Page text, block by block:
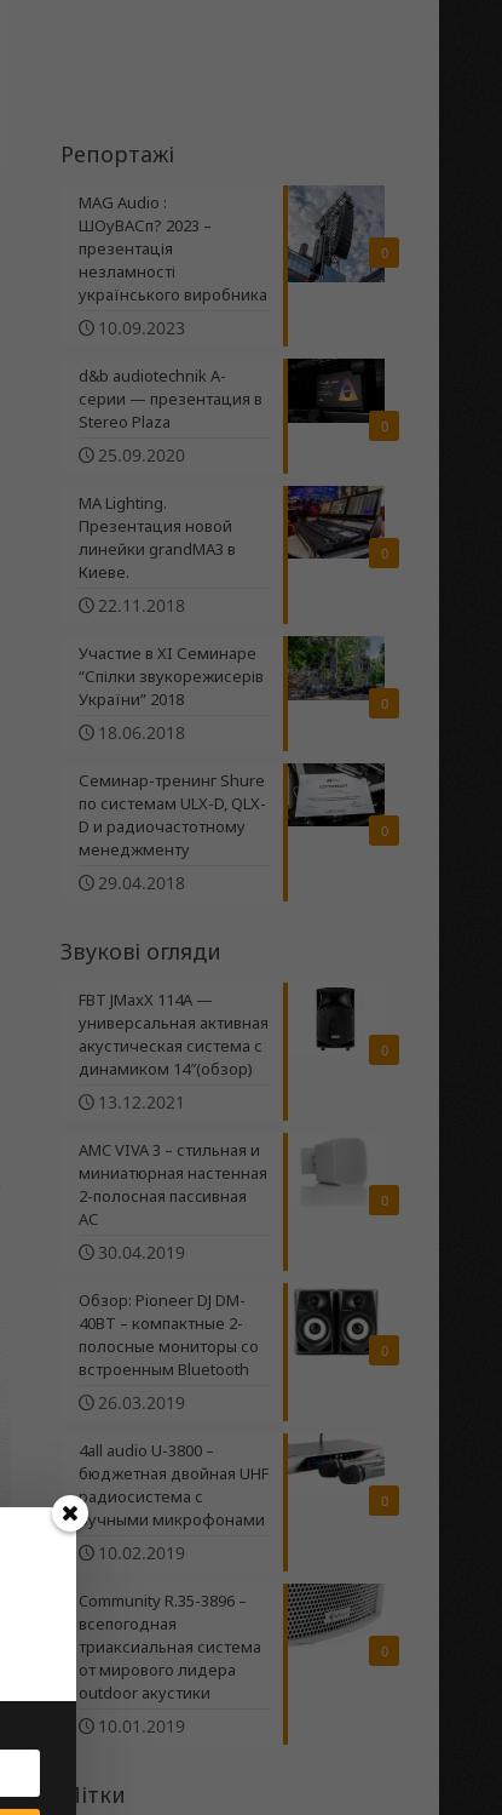
Репортажі
0
MAG Audio :
ШОуВАСп? 2023 –
презентація
незламності
українського виробника
10.09.2023
0
d&b audiotechnik A-
серии — презентация в
Stereo Plaza
25.09.2020
0
MA Lighting.
Презентация новой
линейки grandMA3 в
Киеве.
22.11.2018
0
Участие в XI Семинаре
“Спілки звукорежисерів
України” 2018
18.06.2018
0
Семинар-тренинг Shure
по системам ULX-D, QLX-
D и радиочастотному
менеджменту
29.04.2018
Звукові огляди
0
FBT JMaxX 114A —
универсальная активная
акустическая система с
динамиком 14″(обзор)
13.12.2021
0
AMC VIVA 3 – стильная и
миниатюрная настенная
2-полосная пасcивная
АС
30.04.2019
0
Обзор: Pioneer DJ DM-
40BT – компактные 2-
полосные мониторы со
встроенным Bluetooth
26.03.2019
0
4all audio U-3800 –
бюджетная двойная UHF
радиосистема c
ручными микрофонами
10.02.2019
0
Community R.35-3896 –
всепогодная
триаксиальная система
от мирового лидера
outdoor акустики
10.01.2019
Мітки